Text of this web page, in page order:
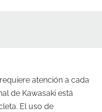
atención a cada
de Kawasaki está
El uso de